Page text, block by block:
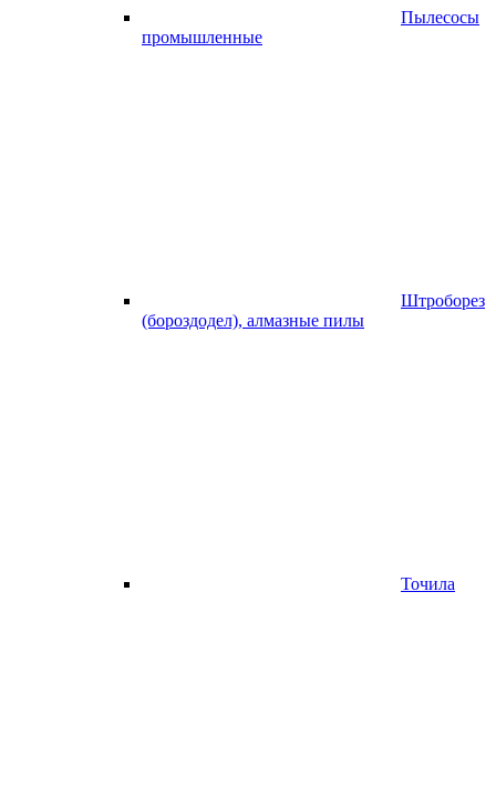
Пылесосы
промышленные
Штроборез
(бороздодел), алмазные пилы
Точила